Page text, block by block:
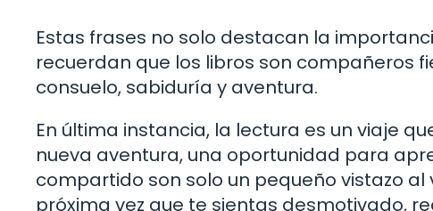
Estas frases no solo destacan la
recuerdan que los libros son compañeros
consuelo, sabiduría y aventura.
En última instancia, la lectura es un viaje
nueva aventura, una oportunidad para
compartido son solo un pequeño vistazo
próxima vez que te sientas desmotivado,